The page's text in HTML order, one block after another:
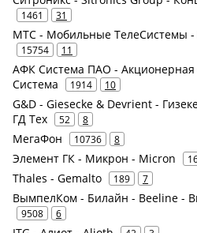
1461 31
МТС - Мобильные ТелеСистемы -
15754 11
АФК Система ПАО -
Система
1914 10
G&D - Giesecke & Devrient -
ГД Тех
52 8
МегаФон 10736 8
Элемент ГК - Микрон - Micron
Thales - Gemalto 189 7
ВымпелКом - Билайн - Beeline -
9508 6